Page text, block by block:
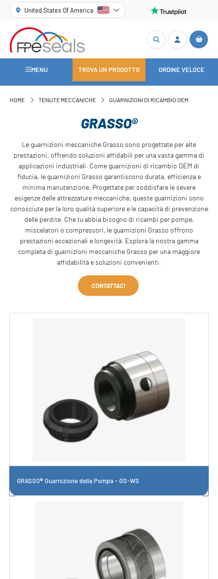
United States Of America
MENU TROVA UN PRODOTTO ORDINE VELOCE
HOME TENUTE MECCANICHE GUARNIZIONI DI RICAMBIO OEM
GRASSO®
Le guarnizioni meccaniche Grasso sono progettate per alte
prestazioni, offrendo soluzioni affidabili per una vasta gamma di
applicazioni industriali. Come guarnizioni di ricambio OEM di
fiducia, le guarnizioni Grasso garantiscono durata, efficienza e
minima manutenzione. Progettate per soddisfare le severe
esigenze delle attrezzature meccaniche, queste guarnizioni sono
conosciute per la loro qualità superiore e le capacità di prevenzione
delle perdite. Che tu abbia bisogno di ricambi per pompe,
miscelatori o compressori, le guarnizioni Grasso offrono
prestazioni eccezionali e longevità. Esplora la nostra gamma
completa di guarnizioni meccaniche Grasso per una maggiore
affidabilità e soluzioni convenienti.
CONTATTACI
GRASSO® Guarnizione della Pompa - GS-WS